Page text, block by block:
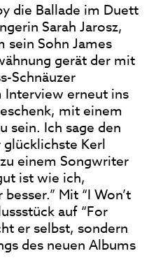
die Ballade im Duett
Sarah Jarosz,
sein Sohn James
gerät der mit
Schnäuzer
Interview erneut ins
mit einem
sein. Ich sage den
glücklichste Kerl
einem Songwriter
ist wie ich,
Mit “I Won’t
auf “For
er selbst, sondern
des neuen Albums